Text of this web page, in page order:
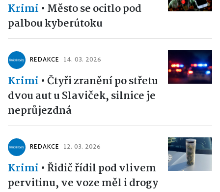
Krimi • Město se ocitlo pod
palbou kyberútoku
REDAKCE 14. 03. 2026
Krimi •Čtyři zranění po střetu
dvou aut u Slaviček, silnice je
neprůjezdná
REDAKCE 12. 03. 2026
Krimi •Řidič řídil pod vlivem
pervitinu, ve voze měl i drogy